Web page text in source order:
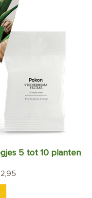
5 tot 10 planten